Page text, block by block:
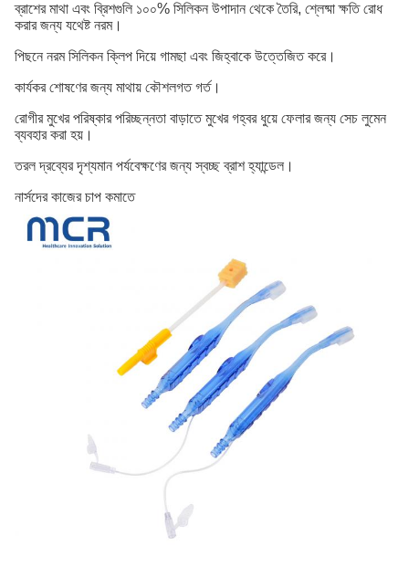
ব্রাশের মাথা এবং ব্রিশগুলি ১০০% সিলিকন উপাদান থেকে তৈরি, শ্লেষ্মা ক্ষতি রোধ
করার জন্য যথেষ্ট নরম।
পিছনে নরম সিলিকন ক্লিপ দিয়ে গামছা এবং জিহ্বাকে উত্তেজিত করে।
কার্যকর শোষণের জন্য মাথায় কৌশলগত গর্ত।
রোগীর মুখের পরিষ্কার পরিচ্ছন্নতা বাড়াতে মুখের গহ্বর ধুয়ে ফেলার জন্য সেচ লুমেন
ব্যবহার করা হয়।
তরল দ্রব্যের দৃশ্যমান পর্যবেক্ষণের জন্য স্বচ্ছ ব্রাশ হ্যান্ডেল।
নার্সদের কাজের চাপ কমাতে